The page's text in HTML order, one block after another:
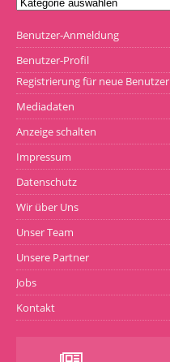
Benutzer-Anmeldung
Benutzer-Profil
Registrierung für neue Benutzer
Mediadaten
Anzeige schalten
Impressum
Datenschutz
Wir über Uns
Unser Team
Unsere Partner
Jobs
Kontakt